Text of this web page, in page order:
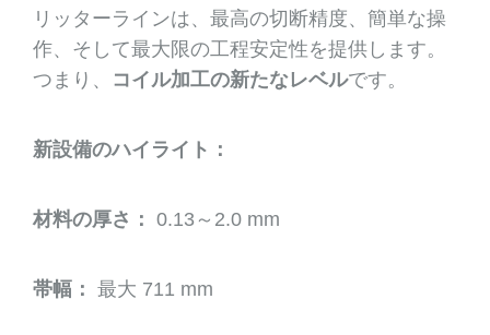
リッターラインは、最高の切断精度、簡単な操
作、そして最大限の工程安定性を提供します。
つまり、 コイル加工の新たなレベルです。
新設備のハイライト：
材料の厚さ： 0.13～2.0 mm
帯幅： 最大 711 mm